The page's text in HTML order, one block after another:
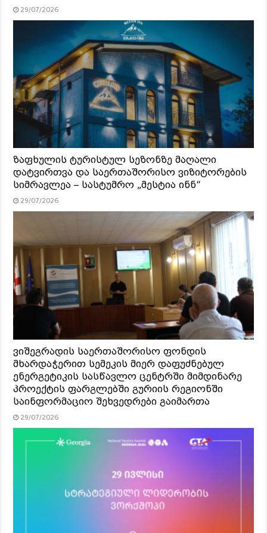
29/07/2026
ზაფხულის ტურისტულ სეზონზე მაღალი
დატვირთვა და საერთაშორისო ვიზიტორების
სიმრავლეა – სასტუმრო „მესტია ინნ“
29/07/2026
ვიშეგრადის საერთაშორისო ფონდის
მხარდაჭერით სემეკის მიერ დაფუძნებულ
ენერგეტიკის სასწავლო ცენტრში მიმდინარე
პროექტის ფარგლებში გურიის რეგიონში
საინფორმაციო შეხვედრები გაიმართა
29/07/2026